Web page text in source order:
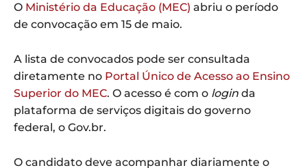
O Ministério da Educação (MEC) abriu o período
de convocação em 15 de maio.
A lista de convocados pode ser consultada
diretamente no Portal Único de Acesso ao Ensino
Superior do MEC. O acesso é com o login da
plataforma de serviços digitais do governo
federal, o Gov.br.
O candidato deve acompanhar diariamente o